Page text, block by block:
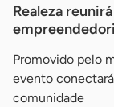
Realeza
Promovido pelo
evento
comunidade